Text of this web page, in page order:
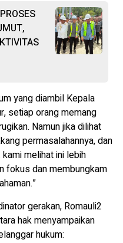
yang diambil Kepala
setiap orang memang
Namun jika dilihat
permasalahannya, dan
melihat ini lebih
fokus dan membungkam
gerakan, Romauli2
hak menyampaikan
hukum: